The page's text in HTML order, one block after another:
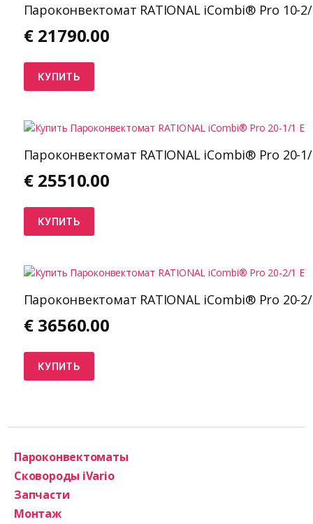
Пароконвектомат RATIONAL iCombi® Pro 10-2/
€ 21790.00
КУПИТЬ
Пароконвектомат RATIONAL iCombi® Pro 20-1/
€ 25510.00
КУПИТЬ
Пароконвектомат RATIONAL iCombi® Pro 20-2/
€ 36560.00
КУПИТЬ
Пароконвектоматы
Сковороды iVario
Запчасти
Монтаж